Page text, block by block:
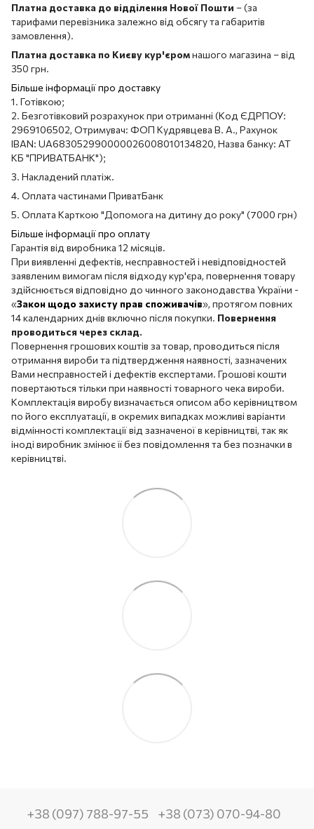
Платна доставка до відділення Нової Пошти – (за
тарифами перевізника залежно від обсягу та габаритів
замовлення).
Платна доставка по Києву кур'єромнашого магазина – від
350 грн.
Більше інформації про доставку
1. Готівкою;
2. Безготівковий розрахунок при отриманні (Код ЄДРПОУ:
2969106502, Отримувач: ФОП Кудрявцева В. А., Рахунок
IBAN: UA683052990000026008010134820, Назва банку: АТ
КБ "ПРИВАТБАНК");
3. Накладений платіж.
4. Оплата частинами ПриватБанк
5. Оплата Карткою "Допомога на дитину до року" (7000 грн)
Більше інформації про оплату
Гарантія від виробника 12 місяців.
При виявленні дефектів, несправностей і невідповідностей
заявленим вимогам після відходу кур'єра, повернення товару
здійснюється відповідно до чинного законодавства України -
«Закон щодо захисту прав споживачів», протягом повних
14 календарних днів включно після покупки. Повернення
проводиться через склад.
Повернення грошових коштів за товар, проводиться після
отримання вироби та підтвердження наявності, зазначених
Вами несправностей і дефектів експертами. Грошові кошти
повертаються тільки при наявності товарного чека вироби.
Комплектація виробу визначається описом або керівництвом
по його експлуатації, в окремих випадках можливі варіанти
відмінності комплектації від зазначеної в керівництві, так як
іноді виробник змінює її без повідомлення та без позначки в
керівництві.
+38 (097) 788-97-55
+38 (073) 070-94-80